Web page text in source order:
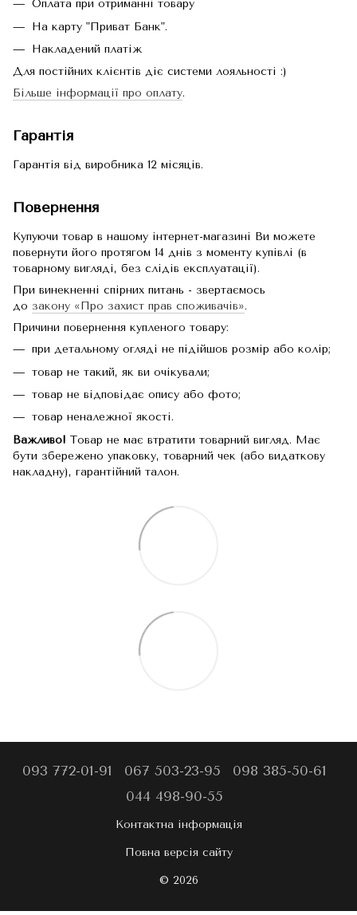
Оплата при отриманні товару
На карту "Приват Банк".
Накладений платіж
Для постійних клієнтів діє системи лояльності :)
Більше інформації про оплату.
Гарантія
Гарантія від виробника 12 місяців.
Повернення
Купуючи товар в нашому інтернет-магазині Ви можете
повернути його протягом 14 днів з моменту купівлі (в
товарному вигляді, без слідів експлуатації).
При винекненні спірних питань - звертаємось
до закону «Про захист прав споживачів».
Причини повернення купленого товару:
при детальному огляді не підійшов розмір або колір;
товар не такий, як ви очікували;
товар не відповідає опису або фото;
товар неналежної якості.
Важливо! Товар не має втратити товарний вигляд. Має
бути збережено упаковку, товарний чек (або видаткову
накладну), гарантійний талон.
093 772-01-91 067 503-23-95
098 385-50-61
044 498-90-55
Контактна інформація
Повна версія сайту
© 2026